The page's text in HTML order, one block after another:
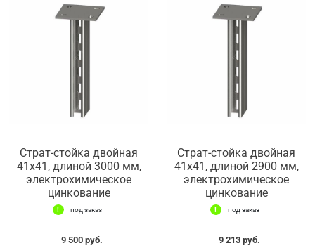
Страт-стойка двойная
41х41, длиной 3000 мм,
электрохимическое
цинкование
под заказ
9 500 руб.
Страт-стойка двойная
41х41, длиной 2900 мм,
электрохимическое
цинкование
под заказ
9 213 руб.